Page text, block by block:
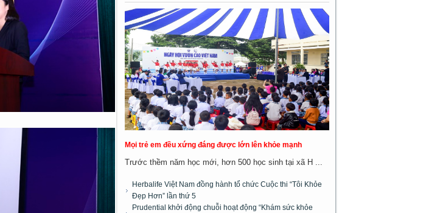
Mọi trẻ em đều xứng đáng được lớn lên khỏe mạnh
Trước thềm năm học mới, hơn 500 học sinh tại xã H ...
Herbalife Việt Nam đồng hành tổ chức Cuộc thi “Tôi Khỏe
Đẹp Hơn” lần thứ 5
Prudential khởi động chuỗi hoạt động “Khám sức khỏe